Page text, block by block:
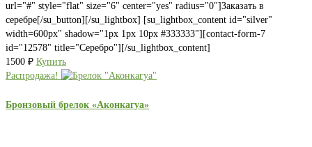
url="#" style="flat" size="6" center="yes" radius="0"]Заказать в
серебре[/su_button][/su_lightbox] [su_lightbox_content id="silver"
width=600px" shadow="1px 1px 10px #333333"][contact-form-7
id="12578" title="Серебро"][/su_lightbox_content]
1500 ₽ Купить
Распродажа!
Бронзовый брелок «Аконкагуа»